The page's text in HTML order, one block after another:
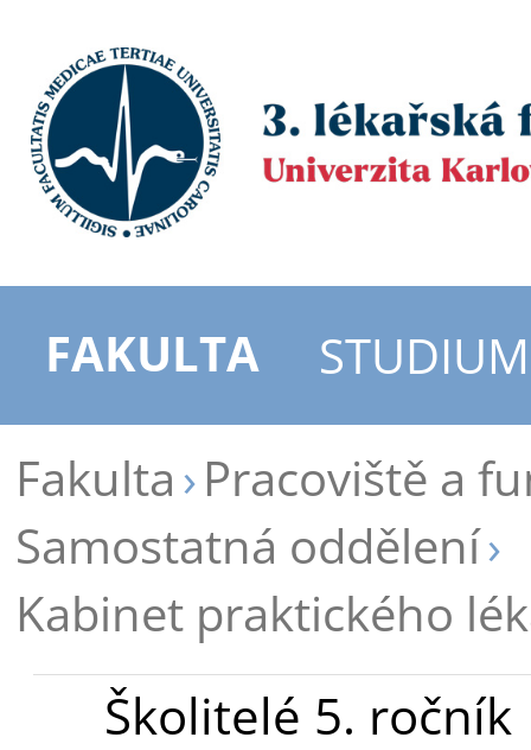
FAKULTA
STUDIUM
Fakulta Pracoviště a
Samostatná oddělení
Kabinet praktického
Školitelé 5. ročník